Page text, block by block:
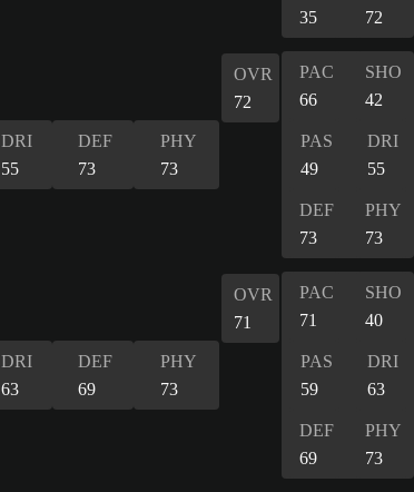
35
72
DRI
55
DEF
73
PHY
73
OVR
72
PAC
66
SHO
42
PAS
49
DRI
55
DEF
73
PHY
73
DRI
63
DEF
69
PHY
73
OVR
71
PAC
71
SHO
40
PAS
59
DRI
63
DEF
69
PHY
73